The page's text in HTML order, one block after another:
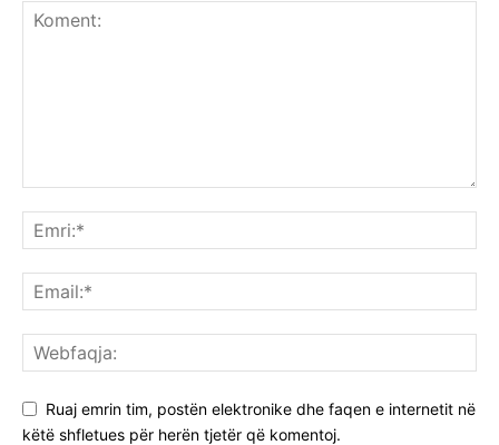
Ruaj emrin tim, postën elektronike dhe faqen e internetit në
këtë shfletues për herën tjetër që komentoj.